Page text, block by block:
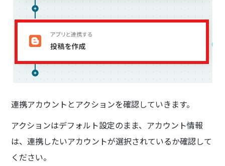
連携アカウントとアクションを確認していきます。
アクションはデフォルト設定のまま、アカウント情報
は、連携したいアカウントが選択されているか確認して
ください。